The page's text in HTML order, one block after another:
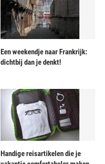
Een weekendje naar Frankrijk:
dichtbij dan je denkt!
Handige reisartikelen die je